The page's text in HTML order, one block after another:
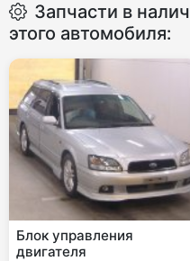
Запчасти в
этого автомобиля:
Блок управления
двигателя